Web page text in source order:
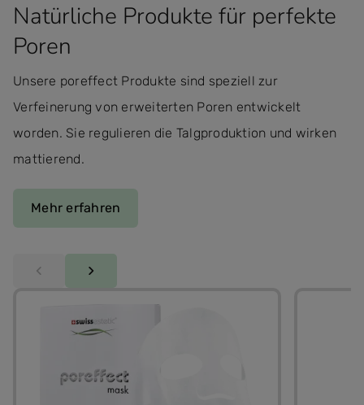
Natürliche Produkte für perfekte
Poren
Unsere poreffect Produkte sind speziell zur
Verfeinerung von erweiterten Poren entwickelt
worden. Sie regulieren die Talgproduktion und wirken
mattierend.
Mehr erfahren